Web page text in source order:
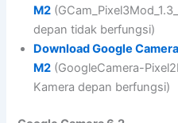
M2
depan tidak berfungsi)
Download Google
M2 (GoogleCamera-
Kamera depan berfungsi)